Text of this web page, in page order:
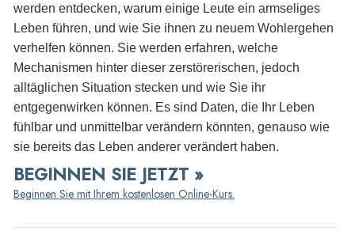
werden entdecken, warum einige Leute ein armseliges
Leben führen, und wie Sie ihnen zu neuem Wohlergehen
verhelfen können. Sie werden erfahren, welche
Mechanismen hinter dieser zerstörerischen, jedoch
alltäglichen Situation stecken und wie Sie ihr
entgegenwirken können. Es sind Daten, die Ihr Leben
fühlbar und unmittelbar verändern könnten, genauso wie
sie bereits das Leben anderer verändert haben.
BEGINNEN SIE JETZT »
Beginnen Sie mit Ihrem kostenlosen Online-Kurs.